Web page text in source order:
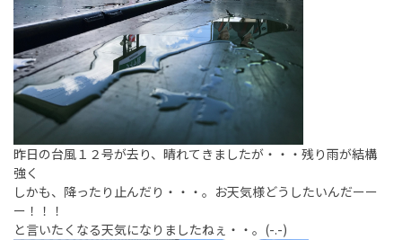
昨日の台風１２号が去り、晴れてきましたが・・・残り雨が結構
強く
しかも、降ったり止んだり・・・。お天気様どうしたいんだーー
ー！！！
と言いたくなる天気になりましたねぇ・・。(-.-)